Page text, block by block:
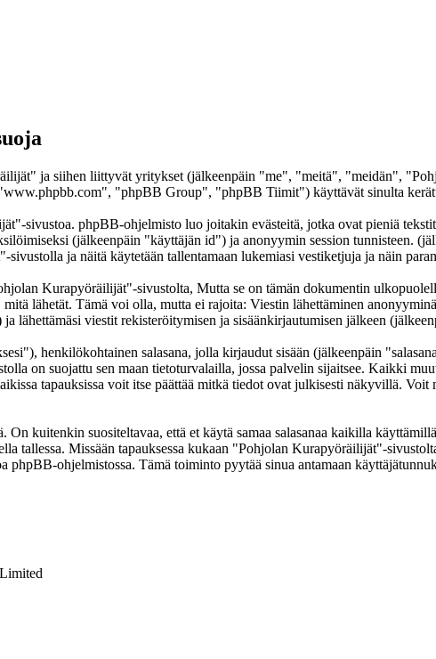
ja siihen liittyvät yritykset (jälkeenpäin "me", "meitä", "meidän",
"phpBB Group", "phpBB Tiimit") käyttävät sinulta
sivustoa. phpBB-ohjelmisto luo joitakin evästeitä, jotka ovat pieniä
(jälkeenpäin "käyttäjän id") ja anonyymin session tunnisteen.
ja näitä käytetään tallentamaan lukemiasi vestiketjuja ja näin
Kurapyöräilijät"-sivustolta, Mutta se on tämän dokumentin
lähetät. Tämä voi olla, mutta ei rajoita: Viestin lähettäminen
lähettämäsi viestit rekisteröitymisen ja sisäänkirjautumisen jälkeen
henkilökohtainen salasana, jolla kirjaudut sisään (jälkeenpäin
on suojattu sen maan tietoturvalailla, jossa palvelin sijaitsee. Kaikki
tapauksissa voit itse päättää mitkä tiedot ovat julkisesti näkyvillä.
On kuitenkin suositeltavaa, että et käytä samaa salasanaa kaikilla
tallessa. Missään tapauksessa kukaan "Pohjolan Kurapyöräilijät"-
ohjelmistossa. Tämä toiminto pyytää sinua antamaan